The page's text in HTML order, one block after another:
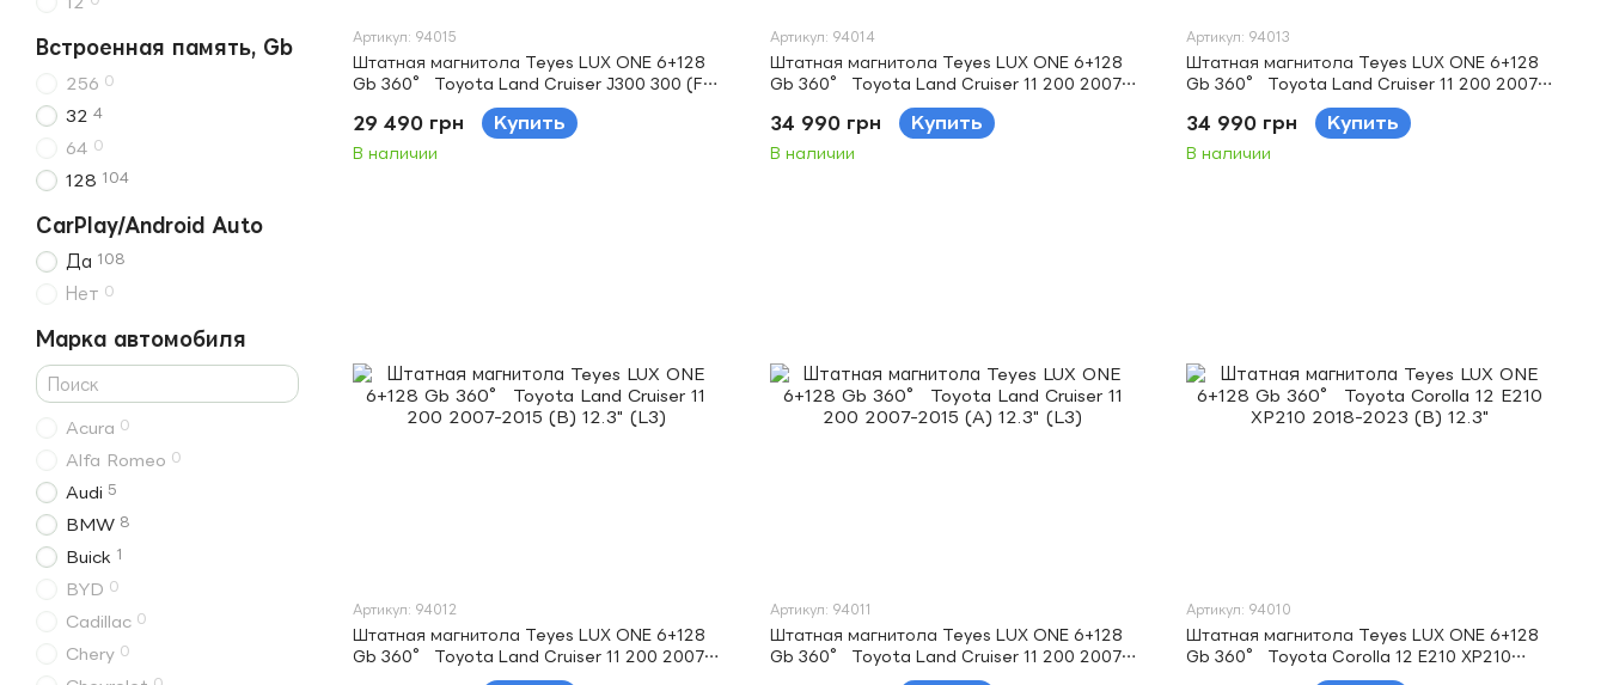
Артикул: 94015
Штатная магнитола Teyes LUX ONE 6+128
Gb 360° Toyota Land Cruiser J300 300 (F1)
2021-2023 (A) 12.3" (L1)
29 490 грн Купить
В наличии
Артикул: 94014
Штатная магнитола Teyes LUX ONE 6+128
Gb 360° Toyota Land Cruiser 11 200 2007-
2015 (D) 12.3" (L3)
34 990 грн Купить
В наличии
Артикул: 94013
Штатная магнитола Teyes LUX ONE 6+128
Gb 360° Toyota Land Cruiser 11 200 2007-
2015 (C) 12.3" (L3)
34 990 грн Купить
В наличии
Артикул: 94012
Штатная магнитола Teyes LUX ONE 6+128
Gb 360° Toyota Land Cruiser 11 200 2007-
2015 (B) 12.3" (L3)
Артикул: 94011
Штатная магнитола Teyes LUX ONE 6+128
Gb 360° Toyota Land Cruiser 11 200 2007-
2015 (A) 12.3" (L3)
Артикул: 94010
Штатная магнитола Teyes LUX ONE 6+128
Gb 360° Toyota Corolla 12 E210 XP210
2018-2023 (B) 12.3"
Встроенная память, Gb
256 0
32 4
64 0
128 104
CarPlay/Android Auto
Да 108
Нет 0
Марка автомобиля
Acura 0
Alfa Romeo 0
Audi 5
BMW 8
Buick 1
BYD 0
Cadillac 0
Chery 0